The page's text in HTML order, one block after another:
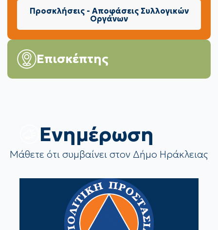
Προσκλήσεις - Αποφάσεις Συλλογικών
Οργάνων
Επισκέπτης
Eνημέρωση
Μάθετε ότι συμβαίνει στον Δήμο Ηράκλειας